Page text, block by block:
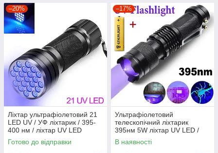
–20%
Ліхтар ультрафіолетовий 21
LED UV / УФ ліхтарик / 395-
400 нм / ліхтар UV LED
Готово до відправки
–17%
Ультрафіолетовий
телескопічний ліхтарик
395нм 5W ліхтар UV LED /
три режими свічення / +
батарейка
В наявності